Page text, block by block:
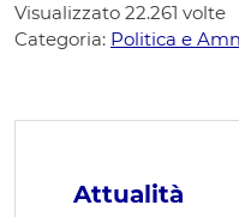
Visualizzato 22.261 volte
Categoria: Politica e
Attualità